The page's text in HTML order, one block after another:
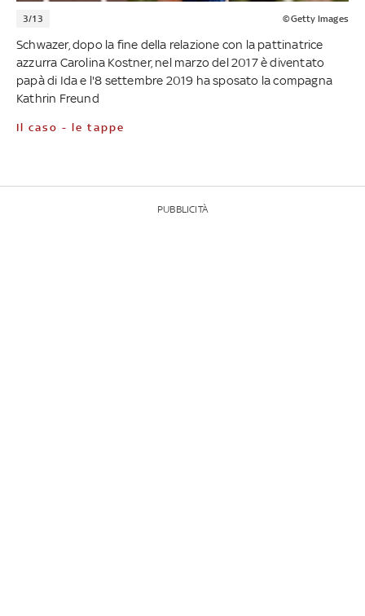
3/13 ©Getty Images
Schwazer, dopo la fine della relazione con la pattinatrice
azzurra Carolina Kostner, nel marzo del 2017 è diventato
papà di Ida e l'8 settembre 2019 ha sposato la compagna
Kathrin Freund
Il caso - le tappe
PUBBLICITÀ